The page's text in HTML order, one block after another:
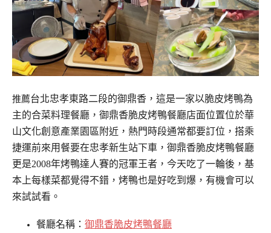
推薦台北忠孝東路二段的御鼎香，這是一家以脆皮烤鴨為
主的合菜料理餐廳，御鼎香脆皮烤鴨餐廳店面位置位於華
山文化創意產業園區附近，熱門時段通常都要訂位，搭乘
捷運前來用餐要在忠孝新生站下車，御鼎香脆皮烤鴨餐廳
更是2008年烤鴨達人賽的冠軍王者，今天吃了一輪後，基
本上每樣菜都覺得不錯，烤鴨也是好吃到爆，有機會可以
來試試看。
餐廳名稱： 御鼎香脆皮烤鴨餐廳